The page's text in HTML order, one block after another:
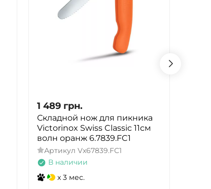
1 489 грн.
Складной нож для пикника
Victorinox Swiss Classic 11см
волн оранж 6.7839.FC1
Артикул Vx67839.FC1
В наличии
x 3 мес.